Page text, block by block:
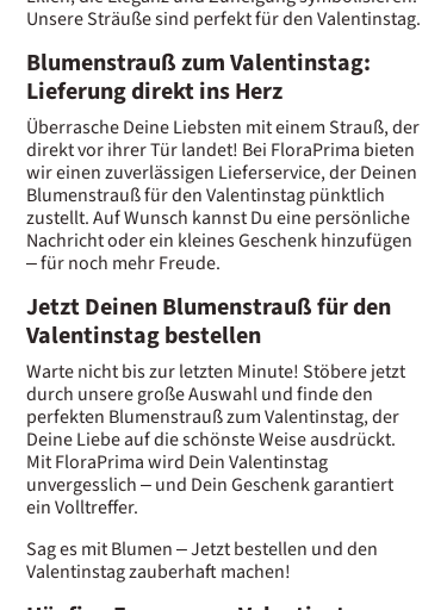
Unsere Sträuße sind perfekt für den Valentinstag.
Blumenstrauß zum Valentinstag:
Lieferung direkt ins Herz
Überrasche Deine Liebsten mit einem Strauß, der
direkt vor ihrer Tür landet! Bei FloraPrima bieten
wir einen zuverlässigen Lieferservice, der Deinen
Blumenstrauß für den Valentinstag pünktlich
zustellt. Auf Wunsch kannst Du eine persönliche
Nachricht oder ein kleines Geschenk hinzufügen
– für noch mehr Freude.
Jetzt Deinen Blumenstrauß für den
Valentinstag bestellen
Warte nicht bis zur letzten Minute! Stöbere jetzt
durch unsere große Auswahl und finde den
perfekten Blumenstrauß zum Valentinstag, der
Deine Liebe auf die schönste Weise ausdrückt.
Mit FloraPrima wird Dein Valentinstag
unvergesslich – und Dein Geschenk garantiert
ein Volltreffer.
Sag es mit Blumen – Jetzt bestellen und den
Valentinstag zauberhaft machen!